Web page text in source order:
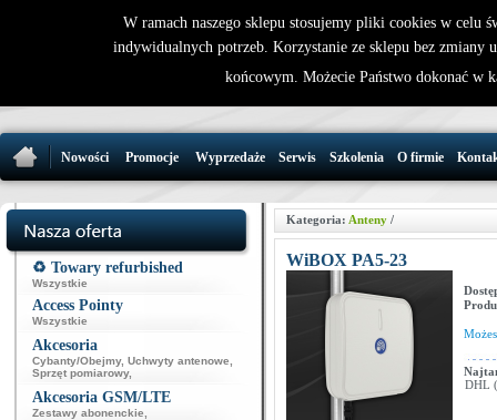
32 721 86
Nowości Promocje Wyprzedaże Serwis Szkolenia O firmie
♻️ Towary refurbished
Wszystkie
Access Pointy
Wszystkie
Akcesoria
Cybanty/Obejmy, Uchwyty antenowe
Sprzęt pomiarowy,
Akcesoria GSM/LTE
Zestawy abonenckie
Kategoria: Anteny/
WiBOX PA5-23
DHL
W ramach naszego sklepu stosujemy pliki cookies w celu
indywidualnych potrzeb. Korzystanie ze sklepu bez zmiany
końcowym. Możecie Państwo dokonać w